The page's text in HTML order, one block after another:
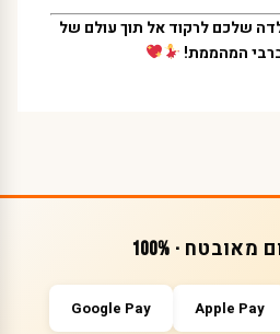
שלכם לרקוד אל תוך עולם של
המהממת!
· 100%
Apple Pay
Google Pay